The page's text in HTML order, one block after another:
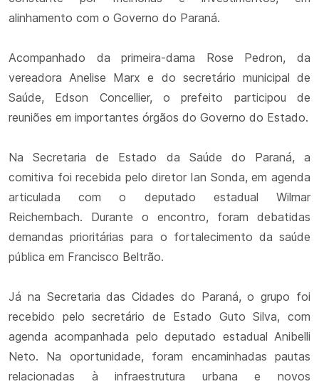
alinhamento com o Governo do Paraná.
Acompanhado da primeira-dama Rose Pedron, da
vereadora Anelise Marx e do secretário municipal de
Saúde, Edson Concellier, o prefeito participou de
reuniões em importantes órgãos do Governo do Estado.
Na Secretaria de Estado da Saúde do Paraná, a
comitiva foi recebida pelo diretor Ian Sonda, em agenda
articulada com o deputado estadual Wilmar
Reichembach. Durante o encontro, foram debatidas
demandas prioritárias para o fortalecimento da saúde
pública em Francisco Beltrão.
Já na Secretaria das Cidades do Paraná, o grupo foi
recebido pelo secretário de Estado Guto Silva, com
agenda acompanhada pelo deputado estadual Anibelli
Neto. Na oportunidade, foram encaminhadas pautas
relacionadas à infraestrutura urbana e novos